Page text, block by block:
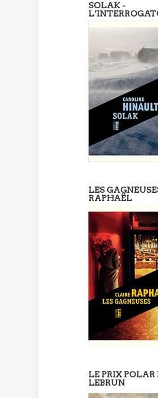
SOLAK -
LES
RAPHAËL
LE PRIX
LEBRUN